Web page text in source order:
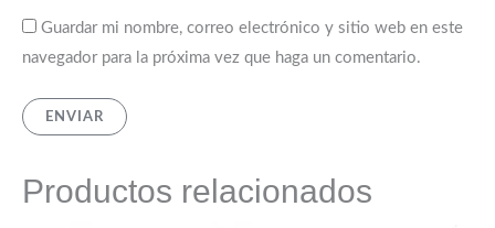
Guardar mi nombre, correo electrónico y sitio web en este
navegador para la próxima vez que haga un comentario.
Productos relacionados